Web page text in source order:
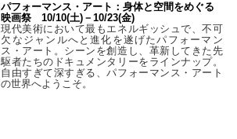
パフォーマンス・アート：身体と空間をめぐる
映画祭 10/10(土)－10/23(金)
現代美術において最もエネルギッシュで、不可
欠なジャンルへと進化を遂げたパフォーマン
ス・アート。シーンを創造し、革新してきた先
駆者たちのドキュメンタリーをラインナップ。
自由すぎて深すぎる、パフォーマンス・アート
の世界へようこそ。